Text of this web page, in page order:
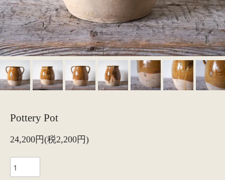
Pottery Pot
24,200円(税2,200円)